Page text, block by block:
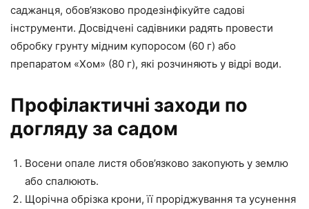
саджанця, обов’язково продезінфікуйте садові
інструменти. Досвідчені садівники радять провести
обробку грунту мідним купоросом (60 г) або
препаратом «Хом» (80 г), які розчиняють у відрі води.
Профілактичні заходи по
догляду за садом
Восени опале листя обов’язково закопують у землю
або спалюють.
Щорічна обрізка крони, її проріджування та усунення